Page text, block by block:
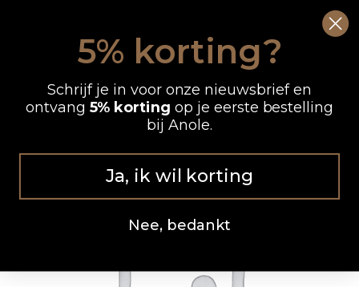
inhoud
5% korting?
Schrijf je in voor onze nieuwsbrief en
ontvang 5% korting op je eerste bestelling
bij Anole.
Ja, ik wil korting
Nee, bedankt